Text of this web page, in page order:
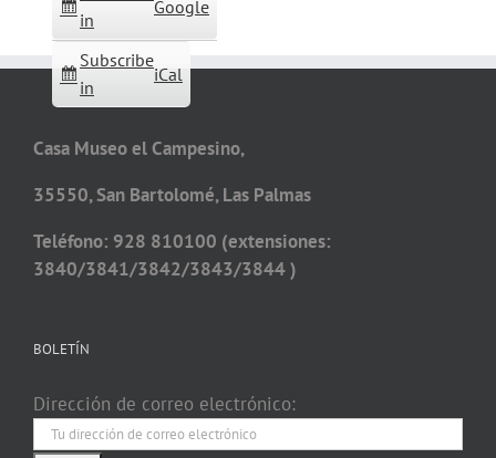
in
Google
Subscribe
in
iCal
Casa Museo el Campesino,
35550, San Bartolomé, Las Palmas
Teléfono: 928 810100 (extensiones:
3840/3841/3842/3843/3844 )
BOLETÍN
Dirección de correo electrónico: